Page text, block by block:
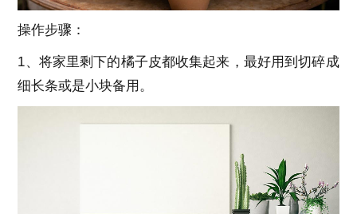
操作步骤：
1、将家里剩下的橘子皮都收集起来，最好用到切碎成
细长条或是小块备用。